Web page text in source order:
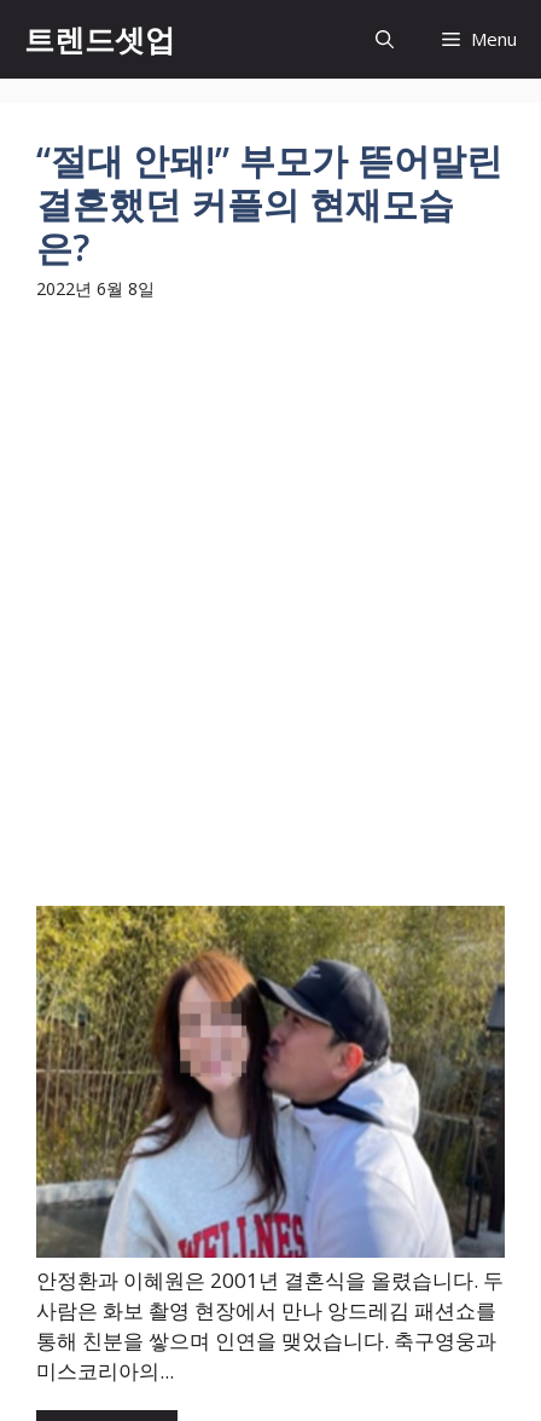
츠
트렌드셋업 Menu
“절대 안돼!” 부모가 뜯어말린
결혼했던 커플의 현재모습
은?
2022년 6월 8일
안정환과 이혜원은 2001년 결혼식을 올렸습니다. 두
사람은 화보 촬영 현장에서 만나 앙드레김 패션쇼를
통해 친분을 쌓으며 인연을 맺었습니다. 축구영웅과
미스코리아의...